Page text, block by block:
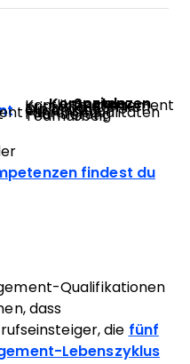
Soziale Kompetenzen
Konfliktmanagement
Kritisches Denken
Diplomatie
Organisation
Führungsqualitäten
Priorisierung
Teamarbeit
findest du
Qualifikationen
dass
die fünf
Lebenszyklus